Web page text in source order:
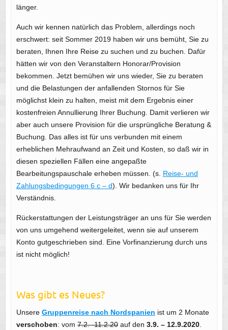
länger.
Auch wir kennen natürlich das Problem, allerdings noch
erschwert: seit Sommer 2019 haben wir uns bemüht, Sie zu
beraten, Ihnen Ihre Reise zu suchen und zu buchen. Dafür
hätten wir von den Veranstaltern Honorar/Provision
bekommen. Jetzt bemühen wir uns wieder, Sie zu beraten
und die Belastungen der anfallenden Stornos für Sie
möglichst klein zu halten, meist mit dem Ergebnis einer
kostenfreien Annullierung Ihrer Buchung. Damit verlieren wir
aber auch unsere Provision für die ursprüngliche Beratung &
Buchung. Das alles ist für uns verbunden mit einem
erheblichen Mehraufwand an Zeit und Kosten, so daß wir in
diesen speziellen Fällen eine angepaßte
Bearbeitungspauschale erheben müssen. (s. Reise- und
Zahlungsbedingungen 6 c – d). Wir bedanken uns für Ihr
Verständnis.
Rückerstattungen der Leistungsträger an uns für Sie werden
von uns umgehend weitergeleitet, wenn sie auf unserem
Konto gutgeschrieben sind. Eine Vorfinanzierung durch uns
ist nicht möglich!
Was gibt es Neues?
Unsere Gruppenreise nach Nordspanien ist um 2 Monate
verschoben: vom 7.2. -11.2.20auf den 3.9. – 12.9.2020.